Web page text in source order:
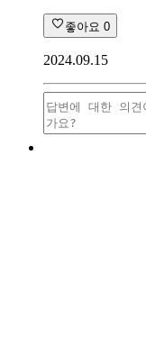
좋아요 0
2024.09.15